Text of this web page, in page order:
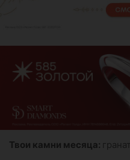
Твои камни месяца: